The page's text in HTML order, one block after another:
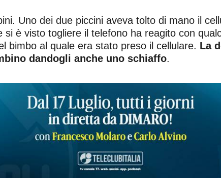
Uno dei due piccini aveva tolto di mano il
si è visto togliere il telefono ha reagito con
bimbo al quale era stato preso il cellulare. La
dandogli anche uno schiaffo.